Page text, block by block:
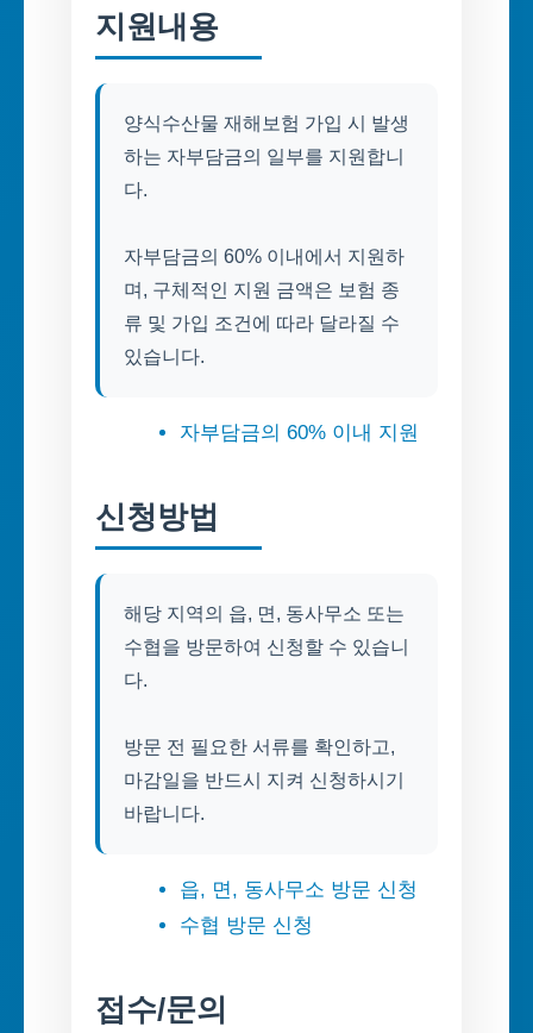
지원내용
양식수산물 재해보험 가입 시 발생
하는 자부담금의 일부를 지원합니
다.
자부담금의 60% 이내에서 지원하
며, 구체적인 지원 금액은 보험 종
류 및 가입 조건에 따라 달라질 수
자부담금의 60% 이내 지원
신청방법
해당 지역의 읍, 면, 동사무소 또는
수협을 방문하여 신청할 수 있습니
다.
방문 전 필요한 서류를 확인하고,
마감일을 반드시 지켜 신청하시기
읍, 면, 동사무소 방문 신청
수협 방문 신청
접수/문의